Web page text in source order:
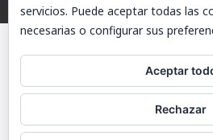
© AKETXE Consulting, S.L. - Este sitio
nuestra Política de
Política de
servicios. Puede aceptar todas las
necesarias o configurar sus
Aceptar
Rechazar